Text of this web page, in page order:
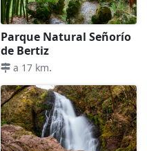
Parque Natural Señorío
de Bertiz
a 17 km.